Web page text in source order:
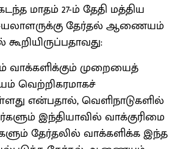
மாதம் 27-ம் தேதி மத்திய
தேர்தல் ஆணையம்
கூறியிருப்பதாவது:
வாக்களிக்கும் முறையைத்
வெற்றிகரமாகச்
என்பதால், வெளிநாடுகளில்
இந்தியாவில் வாக்குரிமை
தேர்தலில் வாக்களிக்க இந்த